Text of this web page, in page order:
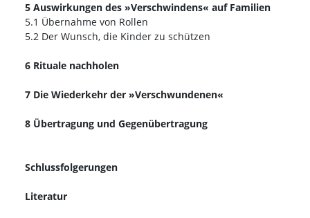
5 Auswirkungen des »Verschwindens« auf Familien
5.1 Übernahme von Rollen
5.2 Der Wunsch, die Kinder zu schützen
6 Rituale nachholen
7 Die Wiederkehr der »Verschwundenen«
8 Übertragung und Gegenübertragung
Schlussfolgerungen
Literatur